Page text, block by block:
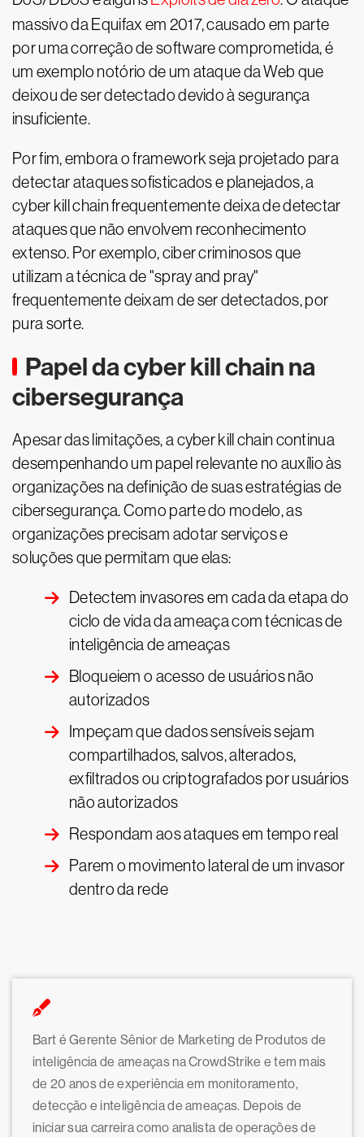
massivo da Equifax em 2017, causado em parte
por uma correção de software comprometida, é
um exemplo notório de um ataque da Web que
deixou de ser detectado devido à segurança
insuficiente.
Por fim, embora o framework seja projetado para
detectar ataques sofisticados e planejados, a
cyber kill chain frequentemente deixa de detectar
ataques que não envolvem reconhecimento
extenso. Por exemplo, ciber criminosos que
utilizam a técnica de "spray and pray"
frequentemente deixam de ser detectados, por
pura sorte.
Papel da cyber kill chain na
cibersegurança
Apesar das limitações, a cyber kill chain continua
desempenhando um papel relevante no auxílio às
organizações na definição de suas estratégias de
cibersegurança. Como parte do modelo, as
organizações precisam adotar serviços e
soluções que permitam que elas:
Detectem invasores em cada da etapa do
ciclo de vida da ameaça com técnicas de
inteligência de ameaças
Bloqueiem o acesso de usuários não
autorizados
Impeçam que dados sensíveis sejam
compartilhados, salvos, alterados,
exfiltrados ou criptografados por usuários
não autorizados
Respondam aos ataques em tempo real
Parem o movimento lateral de um invasor
dentro da rede
Bart é Gerente Sênior de Marketing de Produtos de
inteligência de ameaças na CrowdStrike e tem mais
de 20 anos de experiência em monitoramento,
detecção e inteligência de ameaças. Depois de
iniciar sua carreira como analista de operações de